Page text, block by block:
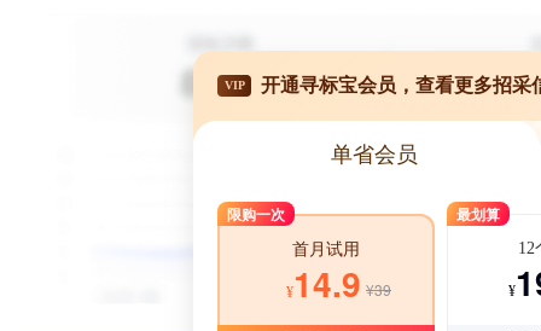
VIP 开通寻标宝会员，查看更多招采
单省会员
限购一次
首月试用
¥14.9 ¥39
最划算
12
¥